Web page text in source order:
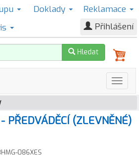
Doklady
Reklamace
Přihlášení
Hledat
PŘEDVÁDĚCÍ (ZLEVNĚNÉ)
086XES